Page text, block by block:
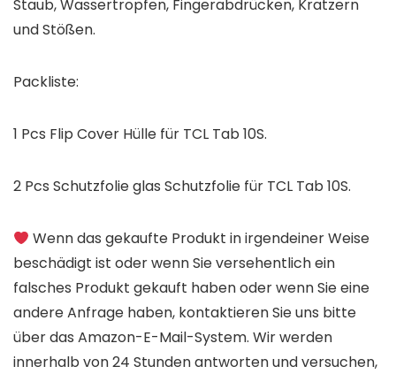
Staub, Wassertropfen, Fingerabdrücken, Kratzern
und Stößen.
Packliste:
1 Pcs Flip Cover Hülle für TCL Tab 10S.
2 Pcs Schutzfolie glas Schutzfolie für TCL Tab 10S.
Wenn das gekaufte Produkt in irgendeiner Weise
beschädigt ist oder wenn Sie versehentlich ein
falsches Produkt gekauft haben oder wenn Sie eine
andere Anfrage haben, kontaktieren Sie uns bitte
über das Amazon-E-Mail-System. Wir werden
innerhalb von 24 Stunden antworten und versuchen,